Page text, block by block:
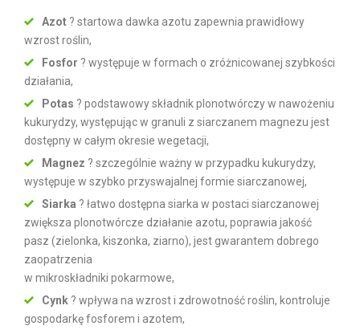
Azot ? startowa dawka azotu zapewnia prawidłowy
wzrost roślin,
Fosfor ? występuje w formach o zróżnicowanej szybkości
działania,
Potas ? podstawowy składnik plonotwórczy w nawożeniu
kukurydzy, występując w granuli z siarczanem magnezu jest
dostępny w całym okresie wegetacji,
Magnez ? szczególnie ważny w przypadku kukurydzy,
występuje w szybko przyswajalnej formie siarczanowej,
Siarka ? łatwo dostępna siarka w postaci siarczanowej
zwiększa plonotwórcze działanie azotu, poprawia jakość
pasz (zielonka, kiszonka, ziarno), jest gwarantem dobrego
zaopatrzenia
w mikroskładniki pokarmowe,
Cynk? wpływa na wzrost i zdrowotność roślin, kontroluje
gospodarkę fosforem i azotem,